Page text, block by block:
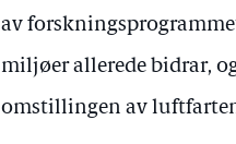
av
miljøer allerede bidrar,
omstillingen av